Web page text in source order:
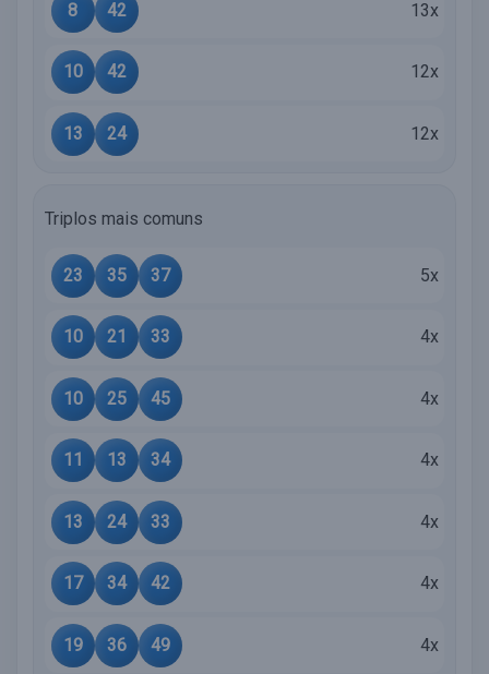
8 42 13x
10 42 12x
13 24 12x
Triplos mais comuns
23 35 37 5x
10 21 33 4x
10 25 45 4x
11 13 34 4x
13 24 33 4x
17 34 42 4x
19 36 49 4x